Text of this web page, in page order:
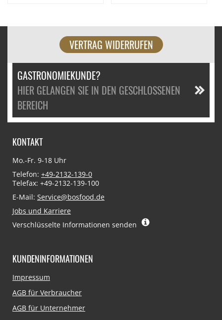
VERTRAG WIDERRUFEN
GASTRONOMIEKUNDE?
HIER GELANGEN SIE IN DEN GESCHLOSSENEN
BEREICH
KONTAKT
Mo.-Fr. 9-18 Uhr
Telefon: +49-2132-139-0
Telefax: +49-2132-139-100
E-Mail: Service@bosfood.de
Jobs und Karriere
Verschlüsselte Informationen senden
KUNDENINFORMATIONEN
Navigation
Impressum
AGB für Verbraucher
AGB für Unternehmer